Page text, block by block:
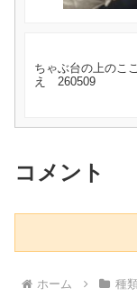
ちゃぶ台の上のこ
え 260509
コメント
ホーム 種